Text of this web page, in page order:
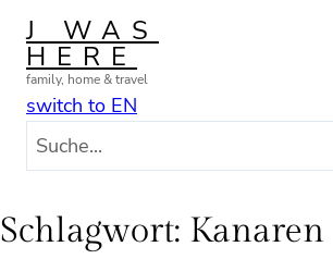
Zum
Inhalt
springen
J WAS
HERE
family, home & travel
switch to EN
h
e
Schlagwort: Kanaren